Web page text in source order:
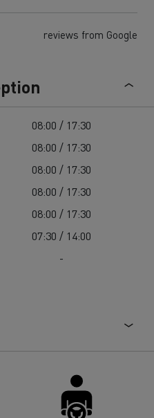
reviews from Google
08:00 / 17:30
08:00 / 17:30
08:00 / 17:30
08:00 / 17:30
08:00 / 17:30
07:30 / 14:00
-